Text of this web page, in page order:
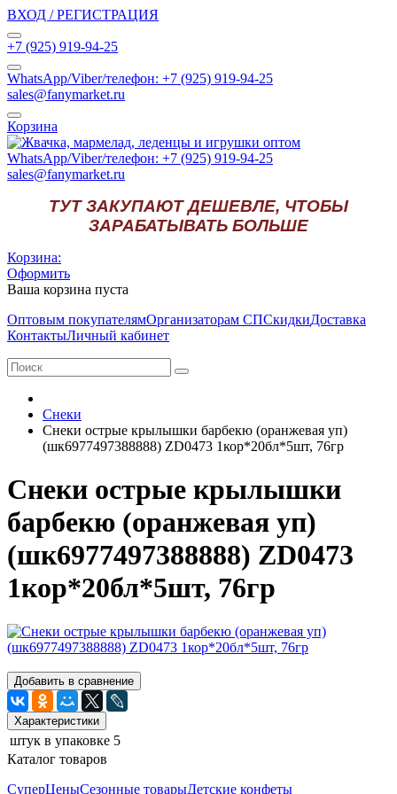
ВХОД / РЕГИСТРАЦИЯ
+7 (925) 919-94-25
WhatsApp/Viber/телефон: +7 (925) 919-94-25
sales@fanymarket.ru
Корзина
WhatsApp/Viber/телефон: +7 (925) 919-94-25
sales@fanymarket.ru
ТУТ ЗАКУПАЮТ ДЕШЕВЛЕ, ЧТОБЫ
ЗАРАБАТЫВАТЬ БОЛЬШЕ
Корзина:
Оформить
Ваша корзина пуста
Оптовым покупателямОрганизаторам СПСкидкиДоставка
КонтактыЛичный кабинет
Снеки
Снеки острые крылышки барбекю (оранжевая уп)
(шк6977497388888) ZD0473 1кор*20бл*5шт, 76гр
Снеки острые крылышки
барбекю (оранжевая уп)
(шк6977497388888) ZD0473
1кор*20бл*5шт, 76гр
Добавить в сравнение
Характеристики
штук в упаковке 5
Каталог товаров
СуперЦеныСезонные товарыДетские конфеты